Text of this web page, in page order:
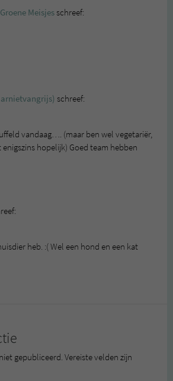
Meisjesschreef:
schreef:
vandaag…. (maar ben wel vegetariër,
hopelijk) Goed team hebben
heb. :( Wel een hond en een kat
gepubliceerd. Vereiste velden zijn